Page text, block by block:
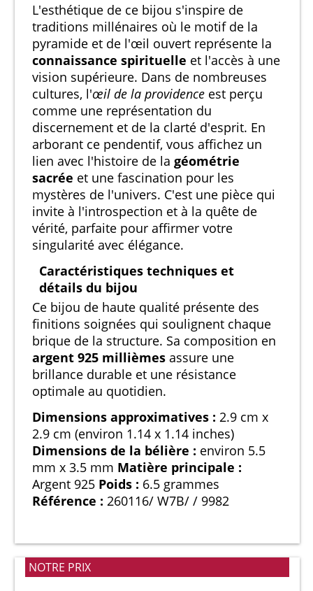
L'esthétique de ce bijou s'inspire de
traditions millénaires où le motif de la
pyramide et de l'œil ouvert représente la
connaissance spirituelle et l'accès à une
vision supérieure. Dans de nombreuses
cultures, l'œil de la providence est perçu
comme une représentation du
discernement et de la clarté d'esprit. En
arborant ce pendentif, vous affichez un
lien avec l'histoire de la géométrie
sacrée et une fascination pour les
mystères de l'univers. C'est une pièce qui
invite à l'introspection et à la quête de
vérité, parfaite pour affirmer votre
singularité avec élégance.
Caractéristiques techniques et
détails du bijou
Ce bijou de haute qualité présente des
finitions soignées qui soulignent chaque
brique de la structure. Sa composition en
argent 925 millièmes assure une
brillance durable et une résistance
optimale au quotidien.
Dimensions approximatives : 2.9 cm x
2.9 cm (environ 1.14 x 1.14 inches)
Dimensions de la bélière : environ 5.5
mm x 3.5 mm Matière principale :
Argent 925 Poids : 6.5 grammes
Référence : 260116/ W7B/ / 9982
NOTRE PRIX